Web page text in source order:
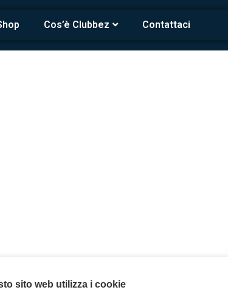
Cos’è Clubbez Contattaci
sito web utilizza i cookie